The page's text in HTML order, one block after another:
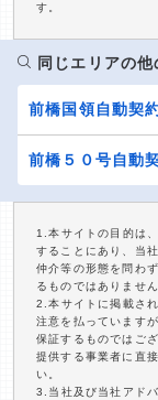
す。
同じエリアの
前橋国領自動契
前橋５０号自動
1.本サイトの目的は
することにあり、当
仲介等の形態を問わ
るものではありません
2.本サイトに掲載さ
注意を払っています
保証するものではご
提供する事業者に直
い。
3.当社及び当社アド